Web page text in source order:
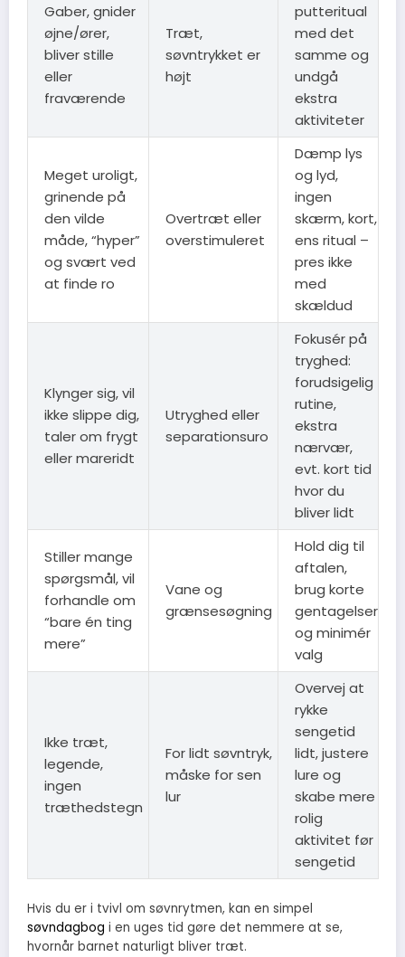
Gaber, gnider
øjne/ører,
bliver stille
eller
fraværende
Træt,
søvntrykket er
højt
putteritual
med det
samme og
undgå
ekstra
aktiviteter
Meget uroligt,
grinende på
den vilde
måde, “hyper”
og svært ved
at finde ro
Overtræt eller
overstimuleret
Dæmp lys
og lyd,
ingen
skærm, kort,
ens ritual –
pres ikke
med
skældud
Klynger sig, vil
ikke slippe dig,
taler om frygt
eller mareridt
Utryghed eller
separationsuro
Fokusér på
tryghed:
forudsigelig
rutine,
ekstra
nærvær,
evt. kort tid
hvor du
bliver lidt
Stiller mange
spørgsmål, vil
forhandle om
“bare én ting
mere”
Vane og
grænsesøgning
Hold dig til
aftalen,
brug korte
gentagelser
og minimér
valg
Ikke træt,
legende,
ingen
træthedstegn
For lidt søvntryk,
måske for sen
lur
Overvej at
rykke
sengetid
lidt, justere
lure og
skabe mere
rolig
aktivitet før
sengetid
Hvis du er i tvivl om søvnrytmen, kan en simpel
søvndagbog i en uges tid gøre det nemmere at se,
hvornår barnet naturligt bliver træt.